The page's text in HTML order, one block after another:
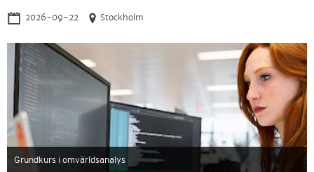
2026-09-22 Stockholm
Grundkurs i omvärldsanalys